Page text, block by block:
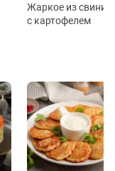
Жаркое из
с картофелем